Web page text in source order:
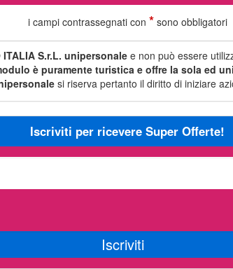
i campi contrassegnati con *sono obbligatori
ITALIA S.r.L. unipersonale e non può essere
è puramente turistica e offre la sola ed
si riserva pertanto il diritto di iniziare
Iscriviti per ricevere Super Offerte!
Iscriviti